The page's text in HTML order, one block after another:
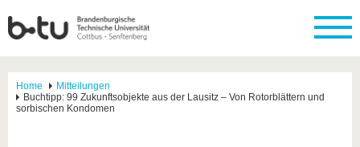
Home
Mitteilungen
Buchtipp: 99 Zukunftsobjekte aus der Lausitz – Von Rotorblättern und
sorbischen Kondomen